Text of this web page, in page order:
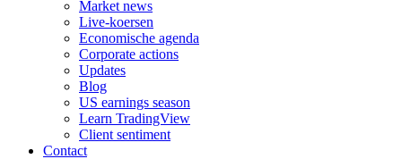
Market news
Live-koersen
Economische agenda
Corporate actions
Updates
Blog
US earnings season
Learn TradingView
Client sentiment
Contact